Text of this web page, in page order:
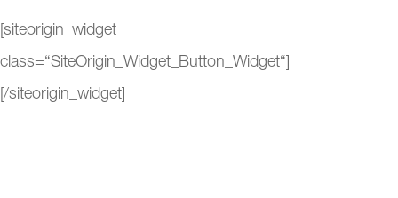
[siteorigin_widget
class=“SiteOrigin_Widget_Button_Widget“]
[/siteorigin_widget]